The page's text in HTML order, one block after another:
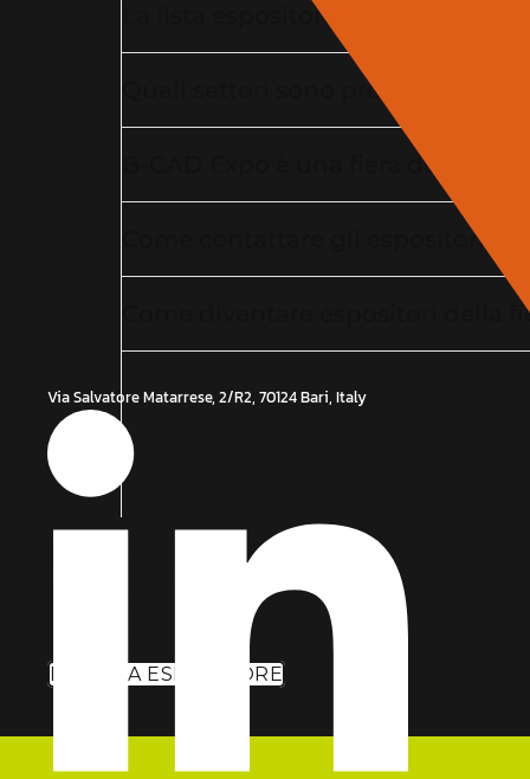
Via Salvatore Matarrese, 2/R2, 70124 Bari, Italy
La lista espositori della fiera
Quali settori sono presenti tra gli
B-CAD Expo è una fiera dedicata
Come contattare gli espositori
Come diventare espositori della
DIVENTA ESPOSITORE